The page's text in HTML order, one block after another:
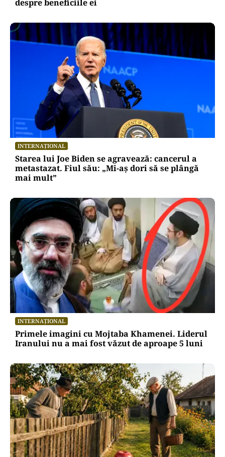
despre beneficiile ei
INTERNAȚIONAL
Starea lui Joe Biden se agravează: cancerul a
metastazat. Fiul său: „Mi-aș dori să se plângă
mai mult”
INTERNAȚIONAL
Primele imagini cu Mojtaba Khamenei. Liderul
Iranului nu a mai fost văzut de aproape 5 luni